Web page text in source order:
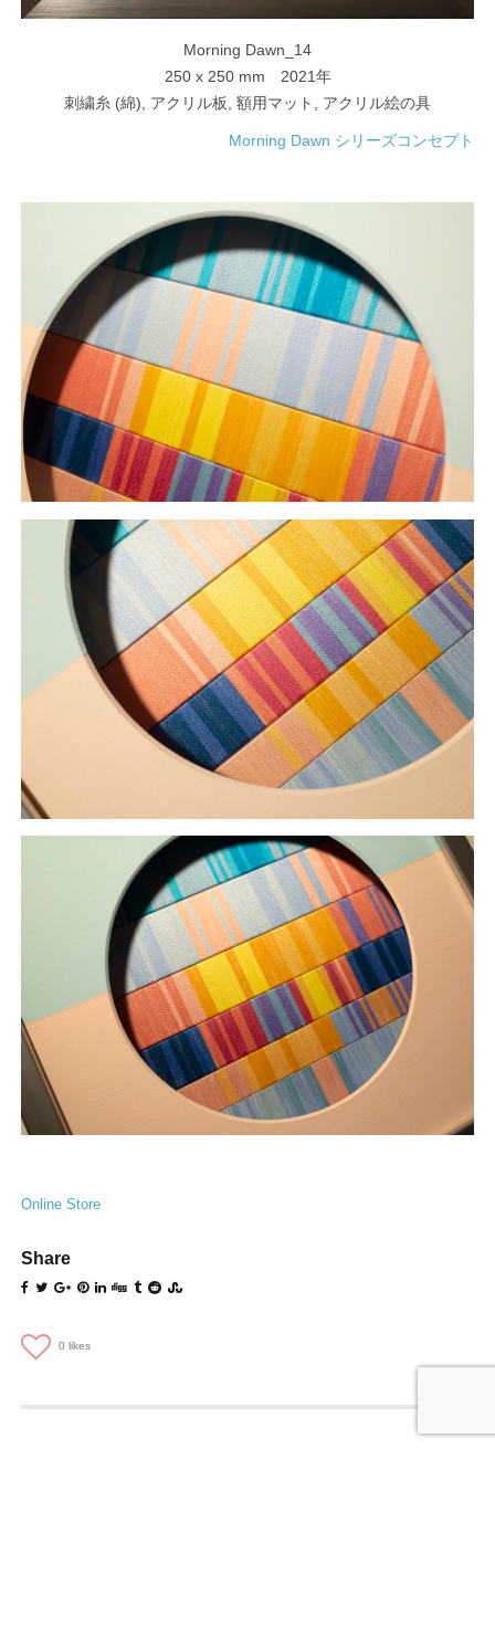
Morning Dawn_14
250 x 250 mm 2021年
刺繍糸 (綿), アクリル板, 額用マット, アクリル絵の具
Morning Dawn シリーズコンセプト
Online Store
Share
0 likes